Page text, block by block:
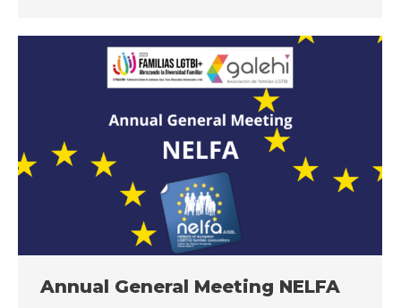
Annual General Meeting NELFA